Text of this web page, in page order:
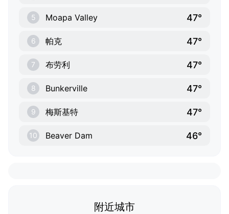
5 Moapa Valley 47°
6 帕克 47°
7 布劳利 47°
8 Bunkerville 47°
9 梅斯基特 47°
10 Beaver Dam 46°
附近城市